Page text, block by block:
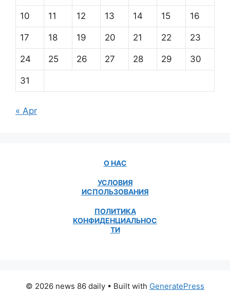
10 11 12 13 14 15 16
17 18 19 20 21 22 23
24 25 26 27 28 29 30
31
« Apr
О НАС
УСЛОВИЯ
ИСПОЛЬЗОВАНИЯ
ПОЛИТИКА
КОНФИДЕНЦИАЛЬНОС
ТИ
© 2026 news 86 daily • Built with GeneratePress